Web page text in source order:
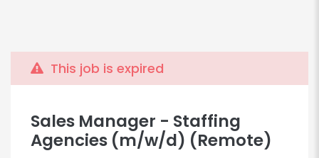
This job is expired
Sales Manager - Staffing
Agencies (m/w/d) (Remote)